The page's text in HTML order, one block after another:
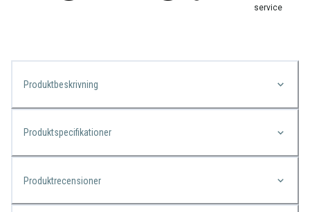
service
Produktbeskrivning
Produktspecifikationer
Produktrecensioner